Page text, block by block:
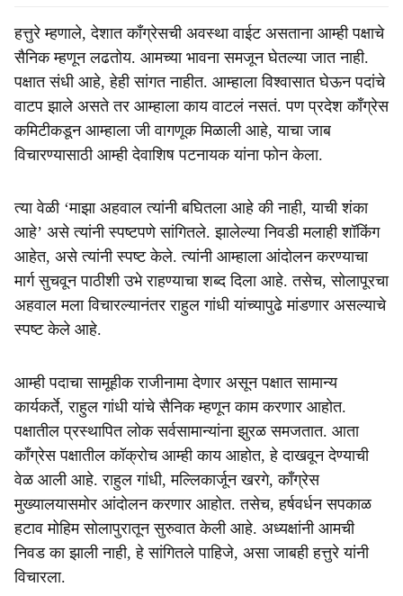
हत्तुरे म्हणाले, देशात काँग्रेसची अवस्था वाईट असताना आम्ही पक्षाचे
सैनिक म्हणून लढतोय. आमच्या भावना समजून घेतल्या जात नाही.
पक्षात संधी आहे, हेही सांगत नाहीत. आम्हाला विश्वासात घेऊन पदांचे
वाटप झाले असते तर आम्हाला काय वाटलं नसतं. पण प्रदेश काँग्रेस
कमिटीकडून आम्हाला जी वागणूक मिळाली आहे, याचा जाब
विचारण्यासाठी आम्ही देवाशिष पटनायक यांना फोन केला.
त्या वेळी ‘माझा अहवाल त्यांनी बघितला आहे की नाही, याची शंका
आहे’ असे त्यांनी स्पष्टपणे सांगितले. झालेल्या निवडी मलाही शॉकिंग
आहेत, असे त्यांनी स्पष्ट केले. त्यांनी आम्हाला आंदोलन करण्याचा
मार्ग सुचवून पाठीशी उभे राहण्याचा शब्द दिला आहे. तसेच, सोलापूरचा
अहवाल मला विचारल्यानंतर राहुल गांधी यांच्यापुढे मांडणार असल्याचे
स्पष्ट केले आहे.
आम्ही पदाचा सामूहीक राजीनामा देणार असून पक्षात सामान्य
कार्यकर्ते, राहुल गांधी यांचे सैनिक म्हणून काम करणार आहोत.
पक्षातील प्रस्थापित लोक सर्वसामान्यांना झुरळ समजतात. आता
काँग्रेस पक्षातील कॉक्रोच आम्ही काय आहोत, हे दाखवून देण्याची
वेळ आली आहे. राहुल गांधी, मल्लिकार्जून खरगे, काँग्रेस
मुख्यालयासमोर आंदोलन करणार आहोत. तसेच, हर्षवर्धन सपकाळ
हटाव मोहिम सोलापुरातून सुरुवात केली आहे. अध्यक्षांनी आमची
निवड का झाली नाही, हे सांगितले पाहिजे, असा जाबही हत्तुरे यांनी
विचारला.